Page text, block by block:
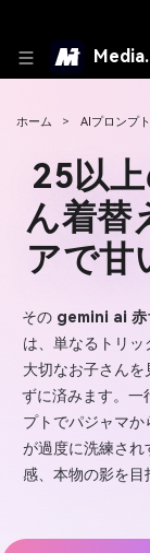
ホーム > AIプロンプト
25以
ん着替
アで甘
その gemini ai 赤
は、単なるトリ
大切なお子さん
ずに済みます。一
プトでパジャマ
が過度に洗練さ
感、本物の影を